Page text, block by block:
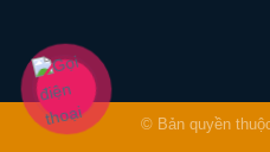
© Bản quyền